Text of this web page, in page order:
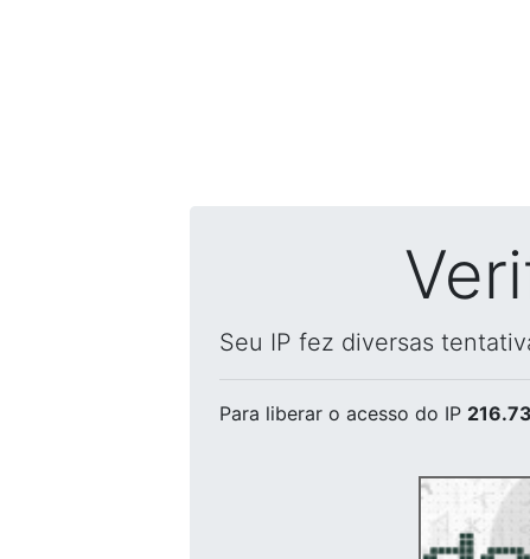
Seu IP fez diversas
Para liberar o acesso do IP